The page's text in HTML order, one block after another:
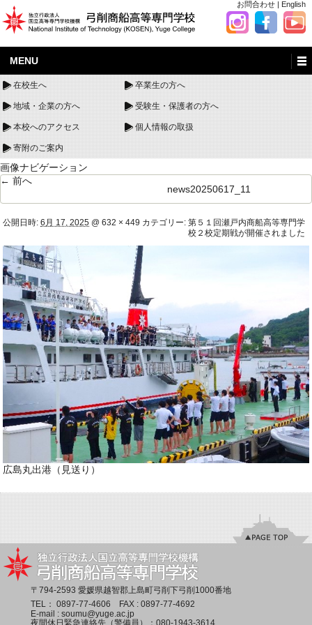
お問合わせ | English
MENU
在校生へ 卒業生の方へ
地域・企業の方へ 受験生・保護者の方へ
本校へのアクセス 個人情報の取扱
寄附のご案内
画像ナビゲーション
← 前へ
news20250617_11
公開日時: 6月 17, 2025 @ 632 × 449 カテゴリー: 第５１回瀬戸内商船高等専門学
校２校定期戦が開催されました
広島丸出港（見送り）
〒794-2593 愛媛県越智郡上島町弓削下弓削1000番地
TEL： 0897-77-4606 FAX : 0897-77-4692
E-mail : soumu@yuge.ac.jp
夜間休日緊急連絡先（警備員）： 080-1943-3614